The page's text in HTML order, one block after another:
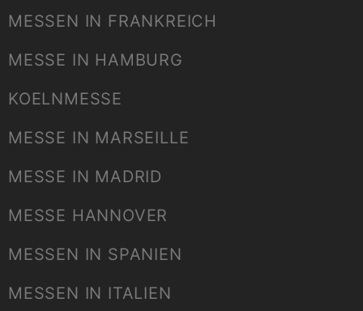
MESSEN IN FRANKREICH
MESSE IN HAMBURG
KOELNMESSE
MESSE IN MARSEILLE
MESSE IN MADRID
MESSE HANNOVER
MESSEN IN SPANIEN
MESSEN IN ITALIEN